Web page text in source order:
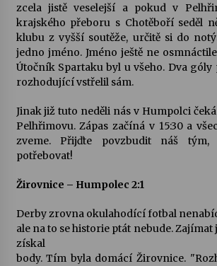
Pozvánka na integrační
šedesátka: 28. 7.–1. 8. 2026
28. 7. 2026
Jenakaši
28. 7. 2026
23. 7. 2026
Letní koncerty ve
zcela jistě veselejší a pokud v
krajského přeboru s Chotěboří seděl
klubu z vyšší soutěže, určitě si do
jedno jméno. Jméno ještě ne
Útočník Spartaku byl u všeho. Dva
rozhodující vstřelil sám.
Jinak již tuto neděli nás v Humpolci
Pelhřimovu. Zápas začíná v 15:30 a
zveme. Přijďte povzbudit náš
potřebovat!
Žirovnice – Humpolec 2:1
Derby zrovna okulahodící fotbal
ale na to se historie ptát nebude. Zajímat
získal
body. Tím byla domácí Žirovnice.